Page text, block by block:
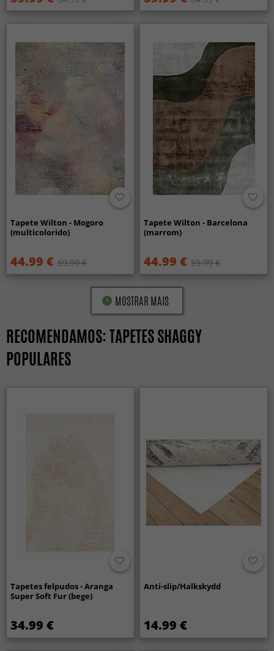
Tapete Wilton - Mogoro
(multicolorido)
44.99 € 59.99 €
Tapete Wilton - Barcelona
(marrom)
44.99 € 59.99 €
MOSTRAR MAIS
RECOMENDAMOS: TAPETES SHAGGY
POPULARES
Tapetes felpudos - Aranga
Super Soft Fur (bege)
34.99 €
Anti-slip/Halkskydd
14.99 €